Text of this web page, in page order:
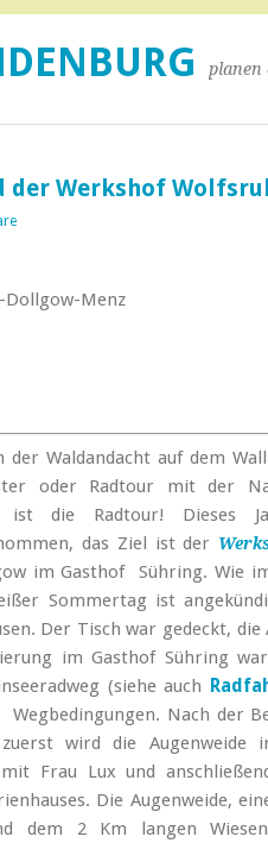
planen
der Werkshof
Menz
der Waldandacht auf dem
oder Radtour mit der
die Radtour! Dieses
das Ziel ist der
im Gasthof Sühring. Wie
Sommertag ist
Der Tisch war gedeckt, die
im Gasthof Sühring
(siehe auch
Wegbedingungen. Nach der
wird die Augenweide
Frau Lux und
Die Augenweide,
dem 2 Km langen